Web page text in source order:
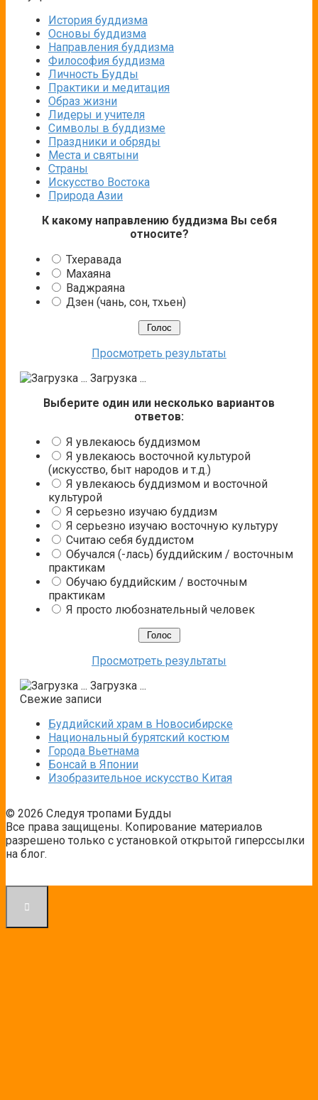
История буддизма
Основы буддизма
Направления буддизма
Философия буддизма
Личность Будды
Практики и медитация
Образ жизни
Лидеры и учителя
Символы в буддизме
Праздники и обряды
Места и святыни
Страны
Искусство Востока
Природа Азии
К какому направлению буддизма Вы себя
относите?
Тхеравада
Махаяна
Ваджраяна
Дзен (чань, сон, тхьен)
Просмотреть результаты
Загрузка ...
Выберите один или несколько вариантов
ответов:
Я увлекаюсь буддизмом
Я увлекаюсь восточной культурой
(искусство, быт народов и т.д.)
Я увлекаюсь буддизмом и восточной
культурой
Я серьезно изучаю буддизм
Я серьезно изучаю восточную культуру
Считаю себя буддистом
Обучался (-лась) буддийским / восточным
практикам
Обучаю буддийским / восточным
практикам
Я просто любознательный человек
Просмотреть результаты
Загрузка ...
Свежие записи
Буддийский храм в Новосибирске
Национальный бурятский костюм
Города Вьетнама
Бонсай в Японии
Изобразительное искусство Китая
© 2026 Следуя тропами Будды
Все права защищены. Копирование материалов
разрешено только с установкой открытой гиперссылки
на блог.